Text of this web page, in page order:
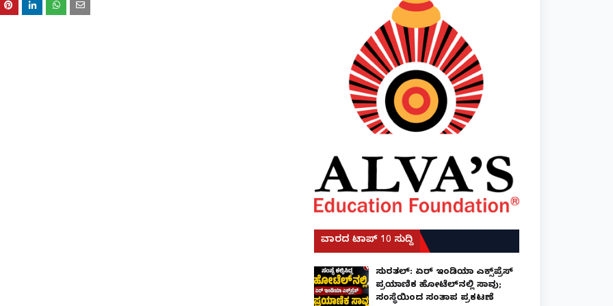
ವಾರದ ಟಾಪ್ 10 ಸುದ್ದಿ
ಸುರತ್ಕಲ್: ಏರ್ ಇಂಡಿಯಾ ಎಕ್ಸ್‌ಪ್ರೆಸ್
ಪ್ರಯಾಣಿಕ ಹೋಟೆಲ್‌ನಲ್ಲಿ ಸಾವು;
ಸಂಸ್ಥೆಯಿಂದ ಸಂತಾಪ ಪ್ರಕಟಣೆ